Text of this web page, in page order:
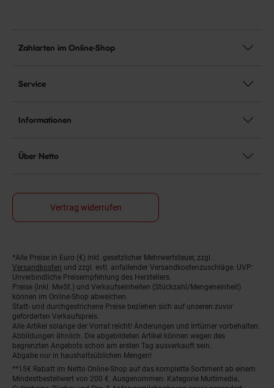
Zahlarten im Online-Shop
Service
Informationen
Über Netto
Vertrag widerrufen
Fußnoten
*Alle Preise in Euro (€) inkl. gesetzlicher Mehrwertsteuer, zzgl.
Versandkosten und zzgl. evtl. anfallender Versandkostenzuschläge. UVP:
Unverbindliche Preisempfehlung des Herstellers.
Preise (inkl. MwSt.) und Verkaufseinheiten (Stückzahl/Mengeneinheit)
können im Online-Shop abweichen.
Statt- und durchgestrichene Preise beziehen sich auf unseren zuvor
geforderten Verkaufspreis.
Alle Artikel solange der Vorrat reicht! Änderungen und Irrtümer vorbehalten.
Abbildungen ähnlich. Die abgebildeten Artikel können wegen des
begrenzten Angebots schon am ersten Tag ausverkauft sein.
Abgabe nur in haushaltsüblichen Mengen!
**15€ Rabatt im Netto Online-Shop auf das komplette Sortiment ab einem
Mindestbestellwert von 200 €. Ausgenommen: Kategorie Multimedia,